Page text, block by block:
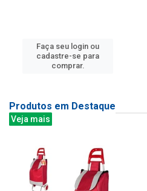
Faça seu login ou
cadastre-se para
comprar.
Produtos em Destaque
Veja mais